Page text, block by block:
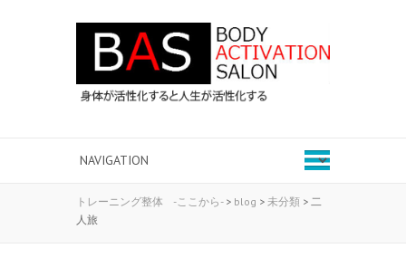
トレーニング整体 -ここから-> blog > 未分類 > 二
人旅